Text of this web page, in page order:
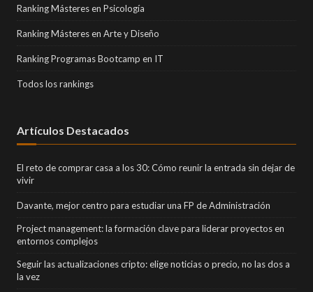
Ranking Másteres en Psicología
Ranking Másteres en Arte y Diseño
Ranking Programas Bootcamp en IT
Todos los rankings
Artículos Destacados
El reto de comprar casa a los 30: Cómo reunir la entrada sin dejar de
vivir
Davante, mejor centro para estudiar una FP de Administración
Project management: la formación clave para liderar proyectos en
entornos complejos
Seguir las actualizaciones cripto: elige noticias o precio, no las dos a
la vez